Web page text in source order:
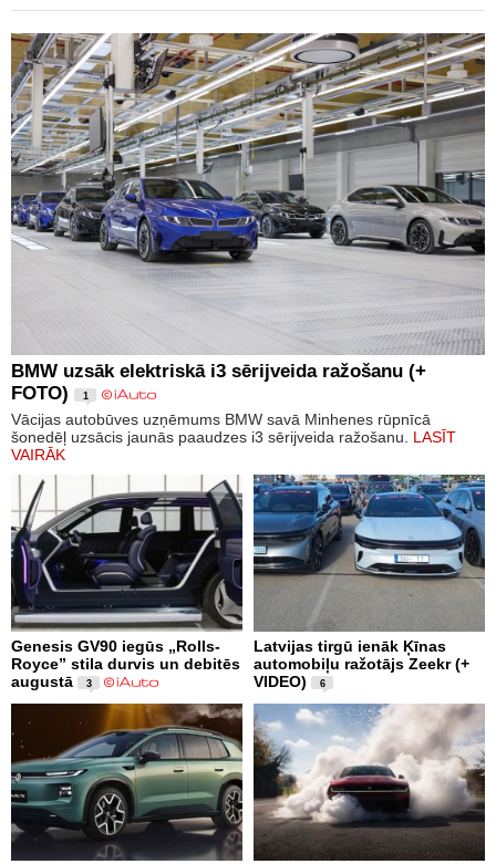
BMW uzsāk elektriskā i3 sērijveida ražošanu (+
FOTO)
1
Vācijas autobūves uzņēmums BMW savā Minhenes rūpnīcā
šonedēļ uzsācis jaunās paaudzes i3 sērijveida ražošanu. LASĪT
VAIRĀK
Genesis GV90 iegūs „Rolls-
Royce” stila durvis un debitēs
augustā
3
Latvijas tirgū ienāk Ķīnas
automobiļu ražotājs Zeekr (+
VIDEO)
6